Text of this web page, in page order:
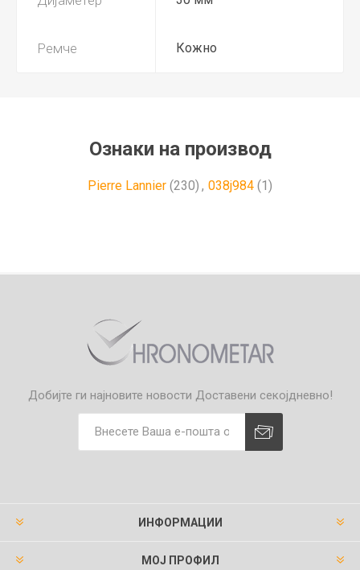
Ремче Кожно
Ознаки на производ
Pierre Lannier (230) , 038j984 (1)
Добијте ги најновите новости Доставени секојдневно!
ИНФОРМАЦИИ
МОЈ ПРОФИЛ